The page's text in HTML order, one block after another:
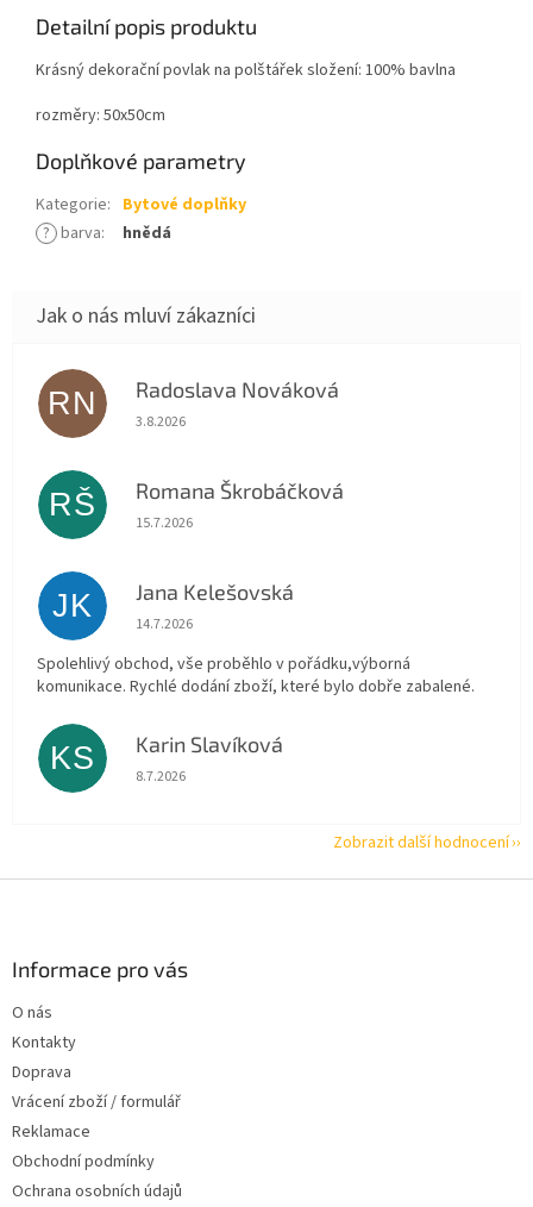
Detailní popis produktu
Krásný dekorační povlak na polštářek složení: 100% bavlna
rozměry: 50x50cm
Doplňkové parametry
Kategorie: Bytové doplňky
? barva: hnědá
RN Radoslava Nováková
Hodnocení obchodu je 5 z 5 hvězdiček.
3.8.2026
RŠ Romana Škrobáčková
Hodnocení obchodu je 5 z 5 hvězdiček.
15.7.2026
JK Jana Kelešovská
Hodnocení obchodu je 5 z 5 hvězdiček.
14.7.2026
Spolehlivý obchod, vše proběhlo v pořádku,výborná
komunikace. Rychlé dodání zboží, které bylo dobře zabalené.
KS Karin Slavíková
Hodnocení obchodu je 5 z 5 hvězdiček.
8.7.2026
Zobrazit další hodnocení
Informace pro vás
O nás
Kontakty
Doprava
Vrácení zboží / formulář
Reklamace
Obchodní podmínky
Ochrana osobních údajů